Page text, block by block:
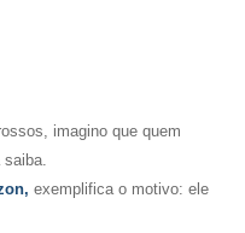
imagino que quem
saiba.
exemplifica o motivo: ele